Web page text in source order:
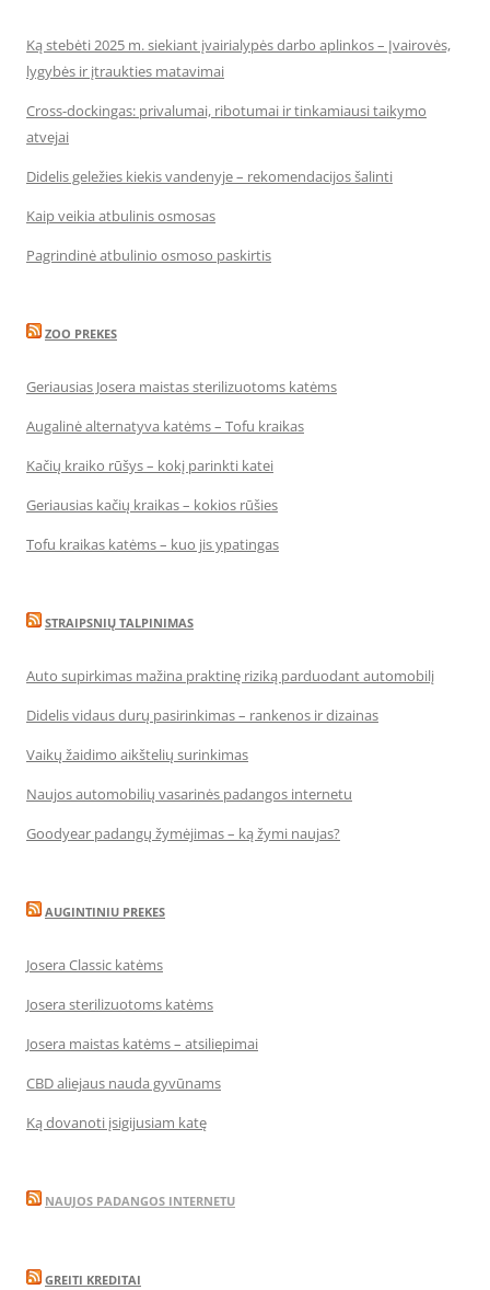
Ką stebėti 2025 m. siekiant įvairialypės darbo aplinkos – Įvairovės,
lygybės ir įtraukties matavimai
Cross-dockingas: privalumai, ribotumai ir tinkamiausi taikymo
atvejai
Didelis geležies kiekis vandenyje – rekomendacijos šalinti
Kaip veikia atbulinis osmosas
Pagrindinė atbulinio osmoso paskirtis
ZOO PREKES
Geriausias Josera maistas sterilizuotoms katėms
Augalinė alternatyva katėms – Tofu kraikas
Kačių kraiko rūšys – kokį parinkti katei
Geriausias kačių kraikas – kokios rūšies
Tofu kraikas katėms – kuo jis ypatingas
STRAIPSNIŲ TALPINIMAS
Auto supirkimas mažina praktinę riziką parduodant automobilį
Didelis vidaus durų pasirinkimas – rankenos ir dizainas
Vaikų žaidimo aikštelių surinkimas
Naujos automobilių vasarinės padangos internetu
Goodyear padangų žymėjimas – ką žymi naujas?
AUGINTINIU PREKES
Josera Classic katėms
Josera sterilizuotoms katėms
Josera maistas katėms – atsiliepimai
CBD aliejaus nauda gyvūnams
Ką dovanoti įsigijusiam katę
NAUJOS PADANGOS INTERNETU
GREITI KREDITAI